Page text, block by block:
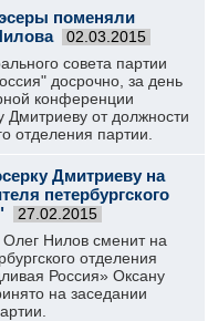
поменяли
02.03.2015
совета партии
досрочно, за день
конференции
Дмитриеву от должности
отделения партии.
Дмитриеву на
петербургского
27.02.2015
Нилов сменит на
отделения
Россия» Оксану
на заседании